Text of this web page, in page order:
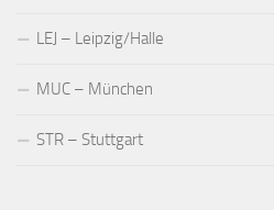
LEJ – Leipzig/Halle
MUC – München
STR – Stuttgart